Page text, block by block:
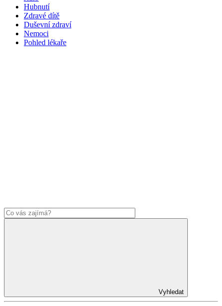
Hubnutí
Zdravé dítě
Duševní zdraví
Nemoci
Pohled lékaře
Vyhledat